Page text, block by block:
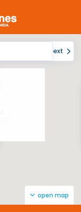
open map
Next